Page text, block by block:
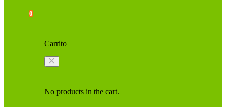
0
Carrito
No products in the cart.